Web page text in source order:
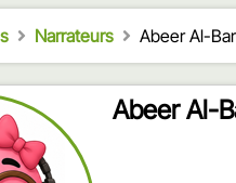
Narrateurs Abeer Al-
Abeer Al-